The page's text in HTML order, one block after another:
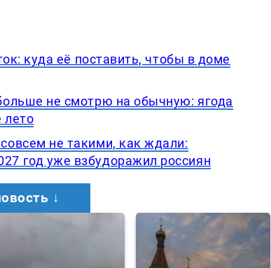
куда её поставить, чтобы в доме
не смотрю на обычную: ягода
лето
не такими, как ждали:
год уже взбудоражил россиян
↓